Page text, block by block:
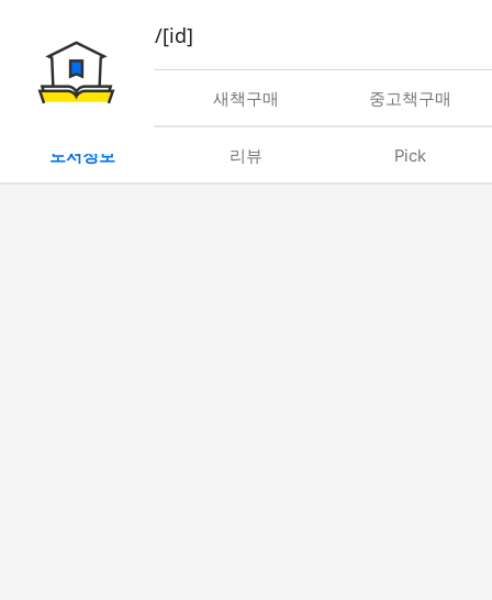
book/rent/[id]
대여 새책구매 중고책구매
도서정보 리뷰 Pick